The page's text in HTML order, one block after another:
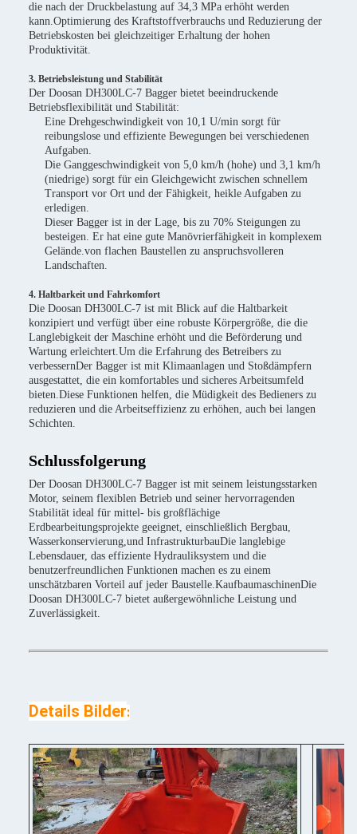
die nach der Druckbelastung auf 34,3 MPa erhöht werden
kann.Optimierung des Kraftstoffverbrauchs und Reduzierung der
Betriebskosten bei gleichzeitiger Erhaltung der hohen
Produktivität.
3. Betriebsleistung und Stabilität
Der Doosan DH300LC-7 Bagger bietet beeindruckende
Betriebsflexibilität und Stabilität:
Eine Drehgeschwindigkeit von 10,1 U/min sorgt für
reibungslose und effiziente Bewegungen bei verschiedenen
Aufgaben.
Die Ganggeschwindigkeit von 5,0 km/h (hohe) und 3,1 km/h
(niedrige) sorgt für ein Gleichgewicht zwischen schnellem
Transport vor Ort und der Fähigkeit, heikle Aufgaben zu
erledigen.
Dieser Bagger ist in der Lage, bis zu 70% Steigungen zu
besteigen. Er hat eine gute Manövrierfähigkeit in komplexem
Gelände.von flachen Baustellen zu anspruchsvolleren
Landschaften.
4. Haltbarkeit und Fahrkomfort
Die Doosan DH300LC-7 ist mit Blick auf die Haltbarkeit
konzipiert und verfügt über eine robuste Körpergröße, die die
Langlebigkeit der Maschine erhöht und die Beförderung und
Wartung erleichtert.Um die Erfahrung des Betreibers zu
verbessernDer Bagger ist mit Klimaanlagen und Stoßdämpfern
ausgestattet, die ein komfortables und sicheres Arbeitsumfeld
bieten.Diese Funktionen helfen, die Müdigkeit des Bedieners zu
reduzieren und die Arbeitseffizienz zu erhöhen, auch bei langen
Schichten.
Schlussfolgerung
Der Doosan DH300LC-7 Bagger ist mit seinem leistungsstarken
Motor, seinem flexiblen Betrieb und seiner hervorragenden
Stabilität ideal für mittel- bis großflächige
Erdbearbeitungsprojekte geeignet, einschließlich Bergbau,
Wasserkonservierung,und InfrastrukturbauDie langlebige
Lebensdauer, das effiziente Hydrauliksystem und die
benutzerfreundlichen Funktionen machen es zu einem
unschätzbaren Vorteil auf jeder Baustelle.KaufbaumaschinenDie
Doosan DH300LC-7 bietet außergewöhnliche Leistung und
Zuverlässigkeit.
Details Bilder: